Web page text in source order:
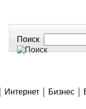
Поиск
Интернет Бизнес